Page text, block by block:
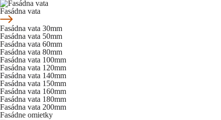
Fasádna vata
Fasádna vata 30mm
Fasádna vata 50mm
Fasádna vata 60mm
Fasádna vata 80mm
Fasádna vata 100mm
Fasádna vata 120mm
Fasádna vata 140mm
Fasádna vata 150mm
Fasádna vata 160mm
Fasádna vata 180mm
Fasádna vata 200mm
Fasádne omietky